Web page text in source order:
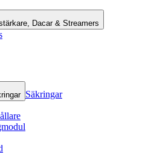
Dacar & Streamers
Säkringar